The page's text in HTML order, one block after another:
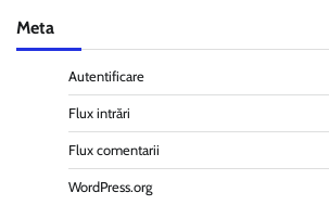
Meta
Autentificare
Flux intrări
Flux comentarii
WordPress.org